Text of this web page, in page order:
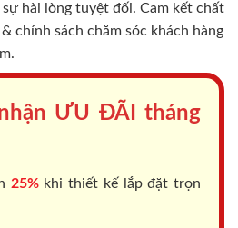
hài lòng tuyệt đối. Cam kết chất
chính sách chăm sóc khách hàng
ƯU ĐÃI tháng
25%khi thiết kế lắp đặt trọn